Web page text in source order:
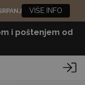
VIŠE INFO
i poštenjem od